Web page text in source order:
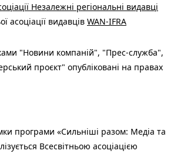
Незалежні регіональні видавці
асоціації видавців WAN-IFRA
"Новини компаній", "Прес-служба",
проєкт" опубліковані на правах
програми «Сильніші разом: Медіа та
Всесвітньою асоціацією